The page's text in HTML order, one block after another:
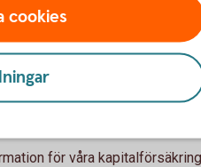
för våra
cookies